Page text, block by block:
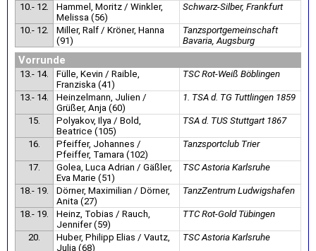
10.- 12.
Hammel, Moritz / Winkler,
Melissa (56)
Schwarz-Silber, Frankfurt
10.- 12.
Miller, Ralf / Kröner, Hanna
(91)
Tanzsportgemeinschaft
Bavaria, Augsburg
Vorrunde
13.- 14.
Fülle, Kevin / Raible,
Franziska (41)
TSC Rot-Weiß Böblingen
13.- 14.
Heinzelmann, Julien /
Grüßer, Anja (60)
1. TSA d. TG Tuttlingen 1859
15.
Polyakov, Ilya / Bold,
Beatrice (105)
TSA d. TUS Stuttgart 1867
16.
Pfeiffer, Johannes /
Pfeiffer, Tamara (102)
Tanzsportclub Trier
17.
Golea, Luca Adrian / Gäßler,
Eva Marie (51)
TSC Astoria Karlsruhe
18.- 19.
Dörner, Maximilian / Dörner,
Anita (27)
TanzZentrum Ludwigshafen
18.- 19.
Heinz, Tobias / Rauch,
Jennifer (59)
TTC Rot-Gold Tübingen
20.
Huber, Philipp Elias / Vautz,
Julia (68)
TSC Astoria Karlsruhe